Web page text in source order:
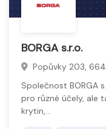
BORGA s.r.o.
Popůvky 203,
Společnost BORGA
pro různé účely, ale
krytin,…